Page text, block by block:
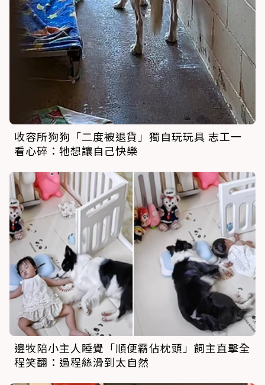
收容所狗狗「二度被退貨」獨自玩玩具 志工一
看心碎：牠想讓自己快樂
邊牧陪小主人睡覺「順便霸佔枕頭」飼主直擊全
程笑翻：過程絲滑到太自然